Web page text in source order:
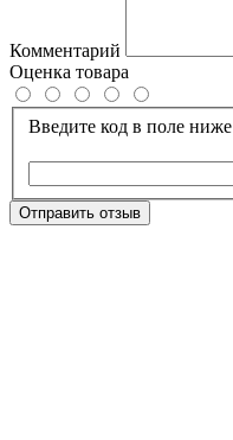
Комментарий
Оценка товара
Введите код в поле ниже
Отправить отзыв